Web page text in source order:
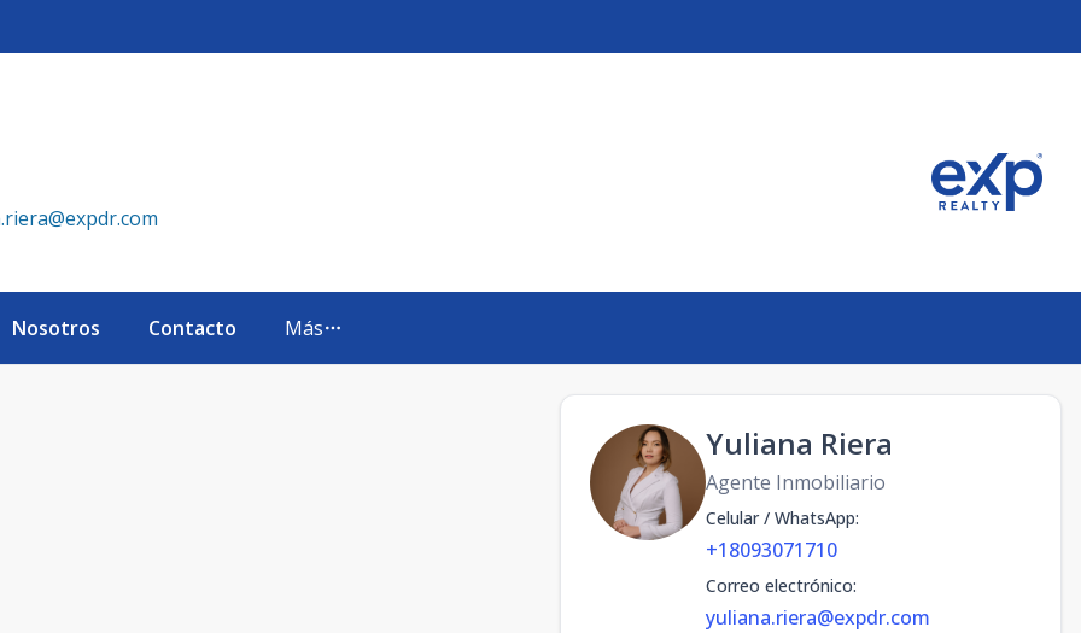
Nosotros Contacto Más
Yuliana Riera
Agente Inmobiliario
Celular / WhatsApp:
+18093071710
Correo electrónico:
yuliana.riera@expdr.com
República Dominicana